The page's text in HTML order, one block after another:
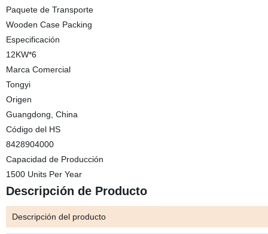
Paquete de Transporte
Wooden Case Packing
Especificación
12KW*6
Marca Comercial
Tongyi
Origen
Guangdong, China
Código del HS
8428904000
Capacidad de Producción
1500 Units Per Year
Descripción de Producto
Descripción del producto